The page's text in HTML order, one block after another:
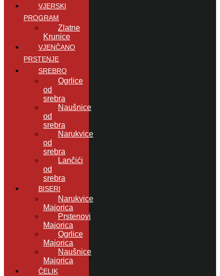
VJERSKI
PROGRAM
Zlatne
Krunice
VJENČANO
PRSTENJE
SREBRO
Ogrlice
od
srebra
Naušnice
od
srebra
Narukvice
od
srebra
Lančići
od
srebra
BISERI
Narukvice
Majorica
Prstenovi
Majorica
Ogrlice
Majorica
Naušnice
Majorica
ČELIK